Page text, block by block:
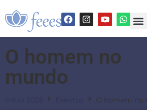
O homem no
mundo
O homem no